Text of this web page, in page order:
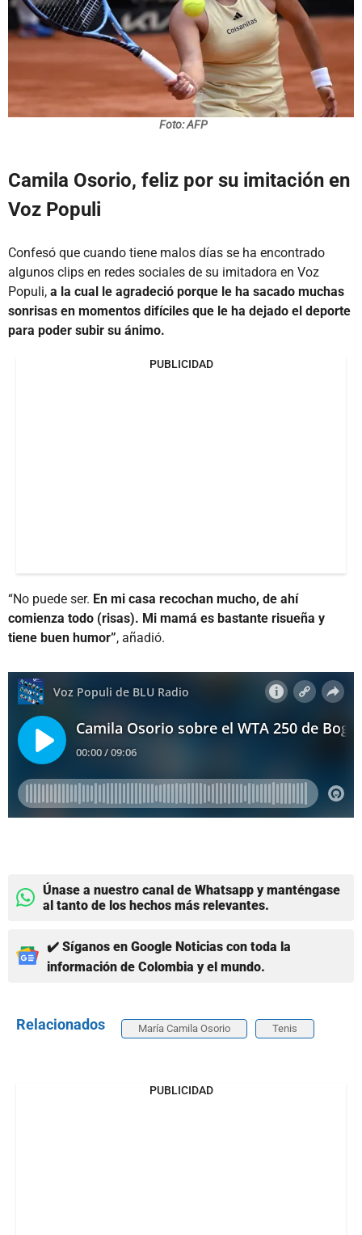
Foto: AFP
Camila Osorio, feliz por su imitación en
Voz Populi
Confesó que cuando tiene malos días se ha encontrado
algunos clips en redes sociales de su imitadora en Voz
Populi, a la cual le agradeció porque le ha sacado muchas
sonrisas en momentos difíciles que le ha dejado el deporte
para poder subir su ánimo.
PUBLICIDAD
“No puede ser. En mi casa recochan mucho, de ahí
comienza todo (risas). Mi mamá es bastante risueña y
tiene buen humor”, añadió.
Únase a nuestro canal de Whatsapp y manténgase
al tanto de los hechos más relevantes.
✔️ Síganos en Google Noticias con toda la
información de Colombia y el mundo.
Relacionados María Camila Osorio Tenis
PUBLICIDAD